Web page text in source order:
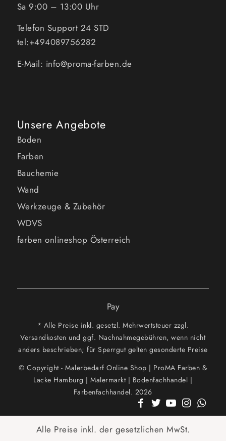
Sa 9:00 – 13:00 Uhr
Telefon Support 24 STD
tel:+494089756282
E-Mail: info@proma-farben.de
Unsere Angebote
Boden
Farben
Bauchemie
Wand
Werkzeuge & Zubehör
WDVS
farben onlineshop Österreich
Pay
* Alle Preise inkl. gesetzl. Mehrwertsteuer zzgl.
Versandkosten und ggf. Nachnahmegebühren, wenn nicht
anders beschrieben; für Sperrgut gelten gesonderte Preise
© Copyright - Malerbedarf Online Shop | ProMA Farben &
Lacke Hamburg | Malermarkt | Bodenfachhandel |
Farbenfachhandel. 2026
Alle Preise inkl. der gesetzlichen MwSt.